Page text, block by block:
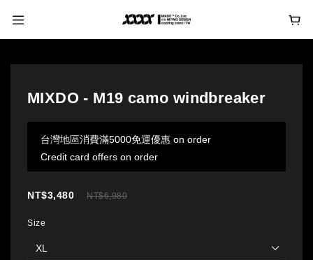
MIXDO - M19 camo windbreaker
台灣地區消費滿5000免運優惠 on order
Credit card offers on order
NT$6,980
NT$3,480
Size